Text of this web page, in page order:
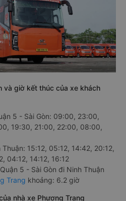
và giờ kết thúc của xe khách
5 - Sài Gòn: 09:00, 23:00,
19:30, 21:00, 22:00, 08:00,
Thuận: 15:12, 05:12, 14:42, 20:12,
04:12, 14:12, 16:12
5 - Sài Gòn đi Ninh Thuận
Trang khoảng: 6.2 giờ
nhà xe Phương Trang